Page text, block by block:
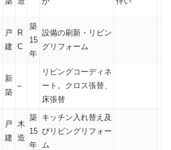
戸
建
R
C
築
15
年
設備の刷新・リビン
グリフォーム
新
築
–
リビングコーディネ
ート。クロス張替、
床張替
戸
建
木
造
築
15
年
キッチン入れ替え及
びリビングリフォー
ム